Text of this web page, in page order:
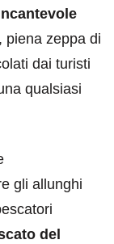
piena zeppa di
dai turisti
qualsiasi
gli allunghi
del